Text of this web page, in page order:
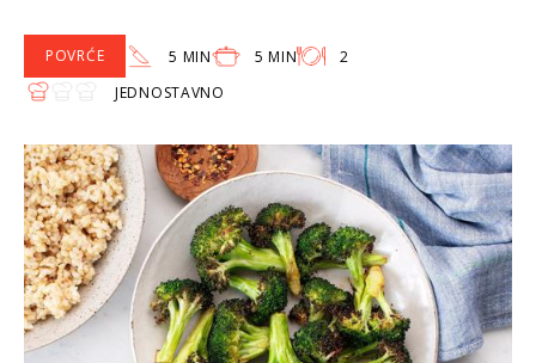
POVRĆE 5 MIN 5 MIN
2
JEDNOSTAVNO